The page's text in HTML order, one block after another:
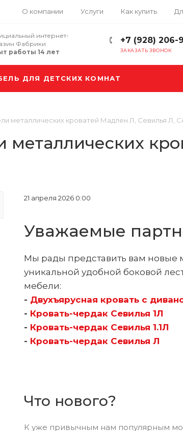
О компании Услуги Как купить
интернет-
Фабрики
работы 14 лет
+7 (928) 206-
ЗАКАЗАТЬ ЗВОНОК
ДЛЯ ДЕТСКИХ КОМНАТ
металлических кроватей Мадлен Л, Севилья Л,
21 апреля 2026 0:00
Уважаемые
Мы рады представить вам новые
уникальной удобной боковой
мебели:
- Двухъярусная кровать с
- Кровать-чердак Севилья 1Л
- Кровать-чердак Севилья 1.1Л
- Кровать-чердак Севилья Л
Что нового?
К уже привычным нам популярным